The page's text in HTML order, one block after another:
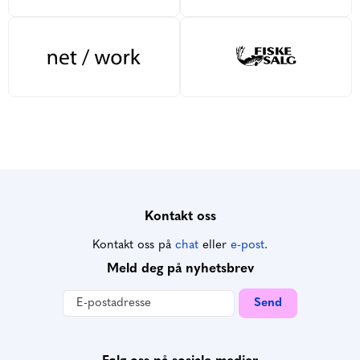
Kontakt oss
Kontakt oss på chat eller e-post.
Meld deg på nyhetsbrev